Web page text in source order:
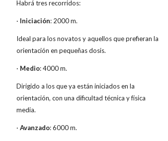
Habrá tres recorridos:
· Iniciación: 2000 m.
Ideal para los novatos y aquellos que prefieran la
orientación en pequeñas dosis.
· Medio: 4000 m.
Dirigido a los que ya están iniciados en la
orientación, con una dificultad técnica y física
media.
·Avanzado: 6000 m.